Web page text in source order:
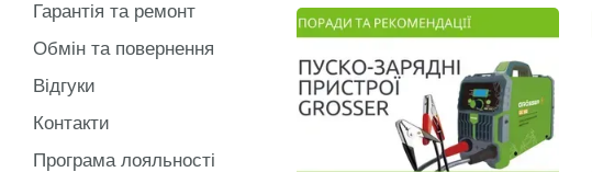
Гарантія та ремонт
Обмін та повернення
Відгуки
Контакти
Програма лояльності